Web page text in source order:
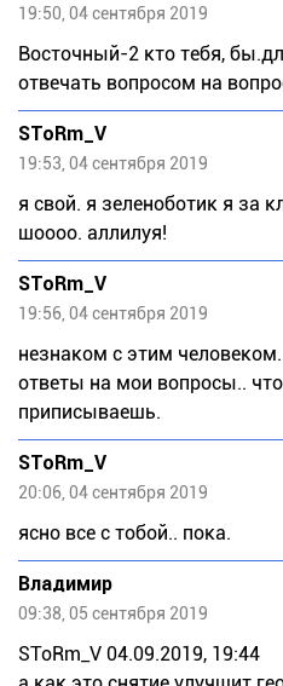
19:50, 04 сентября 2019
Восточный-2 кто тебя,
отвечать вопросом на
SToRm_V
19:53, 04 сентября 2019
я свой. я зеленоботик я за
шоооо. аллилуя!
SToRm_V
19:56, 04 сентября 2019
незнаком с этим
ответы на мои вопросы..
приписываешь.
SToRm_V
20:06, 04 сентября 2019
ясно все с тобой.. пока.
Владимир
09:38, 05 сентября 2019
SToRm_V 04.09.2019, 19:44